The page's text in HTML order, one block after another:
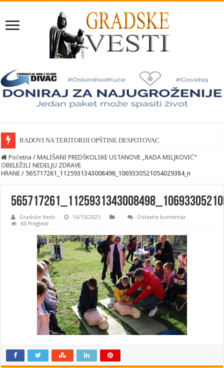
RADOVI NA TERITORIJI OPŠTINE DESPOTOVAC
Početna / MALIŠANI PREDŠKOLSKE USTANOVE „RADA MILJKOVIĆ“
OBELEŽILI NEDELJU ZDRAVE
HRANE / 565717261_1125931343008498_1069330521054029384_n
Gradske Vesti 16/10/2025
Ostavite komentar
60 Pregledi